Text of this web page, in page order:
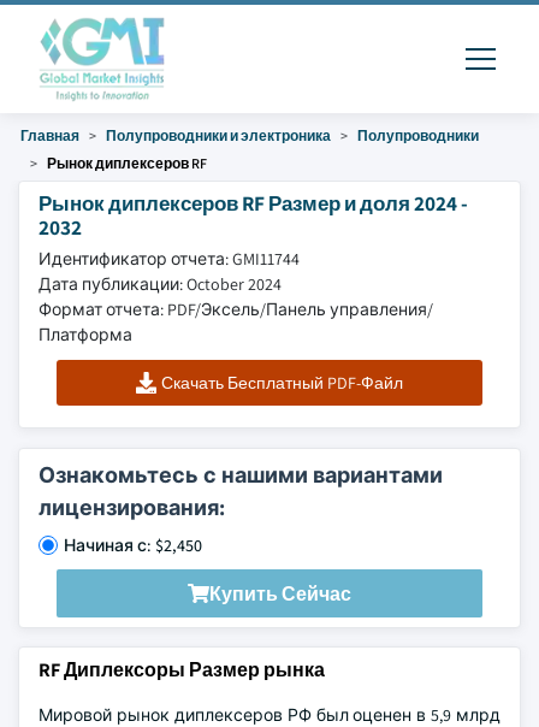
Главная Полупроводники и электроника
Полупроводники
Рынок диплексеров RF
Рынок диплексеров RF Размер и доля 2024 -
2032
Идентификатор отчета: GMI11744
Дата публикации: October 2024
Формат отчета: PDF/Эксель/Панель управления/
Платформа
Скачать Бесплатный PDF-Файл
Ознакомьтесь с нашими вариантами
лицензирования:
Начиная с: $2,450
Купить Сейчас
RF Диплексоры Размер рынка
Мировой рынок диплексеров РФ был оценен в 5,9 млрд